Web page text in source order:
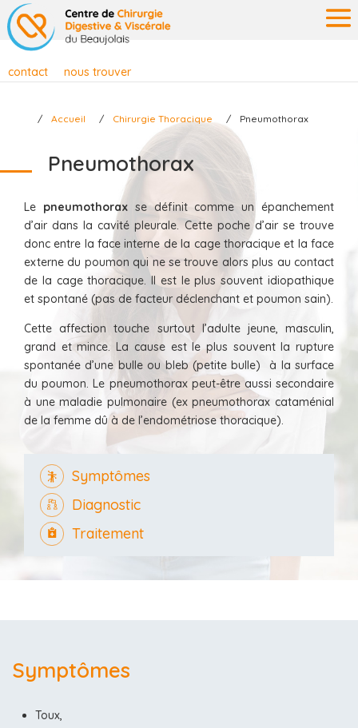
contact nous trouver
Accueil Chirurgie Thoracique Pneumothorax
Pneumothorax
Le pneumothoraxse définit comme un épanchement
d’air dans la cavité pleurale. Cette poche d’air se trouve
donc entre la face interne de la cage thoracique et la face
externe du poumon qui ne se trouve alors plus au contact
de la cage thoracique. Il est le plus souvent idiopathique
et spontané (pas de facteur déclenchant et poumon sain).
Cette affection touche surtout l’adulte jeune, masculin,
grand et mince. La cause est le plus souvent la rupture
spontanée d’une bulle ou bleb (petite bulle) à la surface
du poumon. Le pneumothorax peut-être aussi secondaire
à une maladie pulmonaire (ex pneumothorax cataménial
de la femme dû à de l’endométriose thoracique).
Symptômes
Diagnostic
Traitement
Symptômes
Toux,